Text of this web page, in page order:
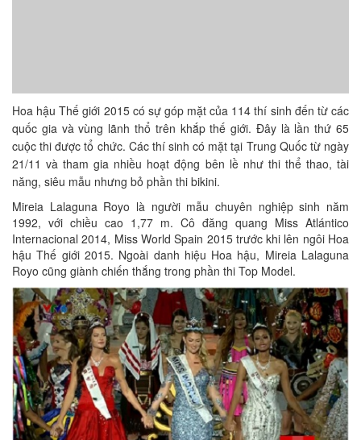
Hoa hậu Thế giới 2015 có sự góp mặt của 114 thí sinh đến từ các
quốc gia và vùng lãnh thổ trên khắp thế giới. Đây là lần thứ 65
cuộc thi được tổ chức. Các thí sinh có mặt tại Trung Quốc từ ngày
21/11 và tham gia nhiều hoạt động bên lề như thi thể thao, tài
năng, siêu mẫu nhưng bỏ phần thi bikini.
Mireia Lalaguna Royo là người mẫu chuyên nghiệp sinh năm
1992, với chiều cao 1,77 m. Cô đăng quang Miss Atlántico
Internacional 2014, Miss World Spain 2015 trước khi lên ngôi Hoa
hậu Thế giới 2015. Ngoài danh hiệu Hoa hậu, Mireia Lalaguna
Royo cũng giành chiến thắng trong phần thi Top Model.